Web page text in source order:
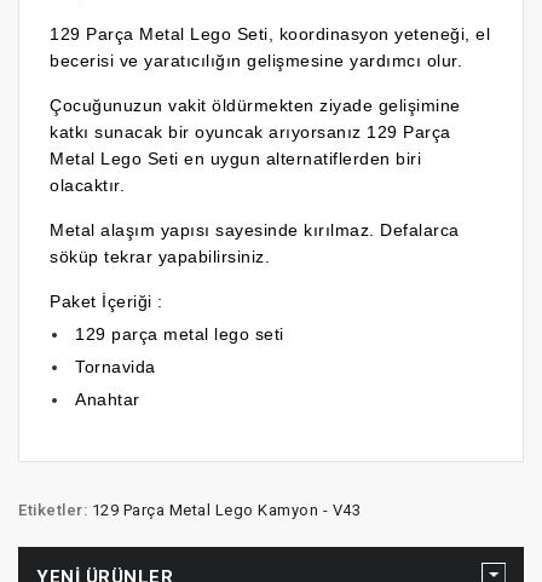
129 Parça Metal Lego Seti,
koordinasyon yeteneği, el
becerisi ve yaratıcılığın gelişmesine yardımcı olur.
Çocuğunuzun vakit öldürmekten ziyade gelişimine
katkı sunacak bir oyuncak arıyorsanız 129 Parça
Metal Lego Seti en uygun alternatiflerden biri
olacaktır.
Metal alaşım yapısı sayesinde kırılmaz. Defalarca
söküp tekrar yapabilirsiniz.
Paket İçeriği :
129 parça metal lego seti
Tornavida
Anahtar
Etiketler: 129 Parça Metal Lego Kamyon - V43
YENI ÜRÜNLER